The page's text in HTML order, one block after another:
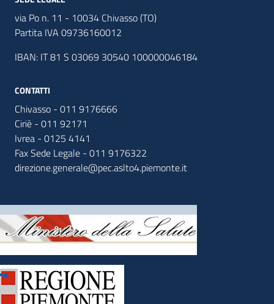
via Po n. 11 - 10034 Chivasso (TO)
Partita IVA 09736160012
IBAN: IT 81 S 03069 30540 100000046184
CONTATTI
Chivasso - 011 9176666
Ciriè - 011 92171
Ivrea - 0125 4141
Fax Sede Legale - 011 9176322
direzione.generale@pec.aslto4.piemonte.it